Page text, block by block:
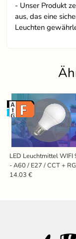
- Unser Produkt
aus, das eine
Leuchten
LED Leuchtmittel WIFI
- A60 / E27 / CCT +
ZLS532W
WLAN+BT
RGB+CCT
14.03 €